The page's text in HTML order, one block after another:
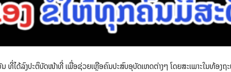
ທີ່ໄດ້ລົງປະຕິບັດໜ້າທີ່ ເພື່ອຊ່ວຍເຫຼືອຄົນປະສົບອຸບັດເຫດຕ່າງໆ ໂດຍສະເພາະໃນທ້ອງຖ